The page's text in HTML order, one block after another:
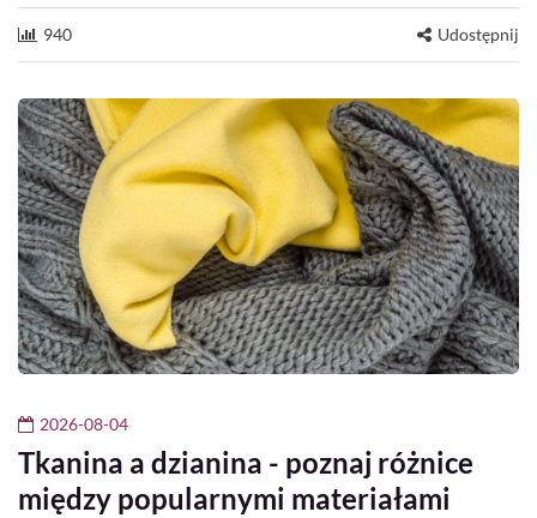
940 Udostępnij
2026-08-04
Tkanina a dzianina - poznaj różnice
między popularnymi materiałami